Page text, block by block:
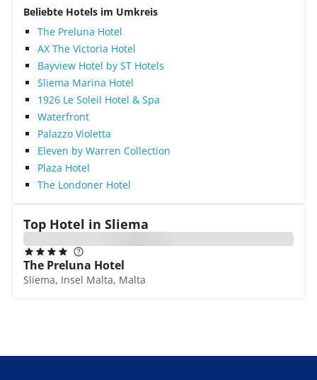
Beliebte Hotels im Umkreis
The Preluna Hotel
AX The Victoria Hotel
Bayview Hotel by ST Hotels
Sliema Marina Hotel
1926 Le Soleil Hotel & Spa
Waterfront
Palazzo Violetta
Eleven by Warren Collection
Plaza Hotel
The Londoner Hotel
Top Hotel in Sliema
The Preluna Hotel
Sliema, Insel Malta, Malta